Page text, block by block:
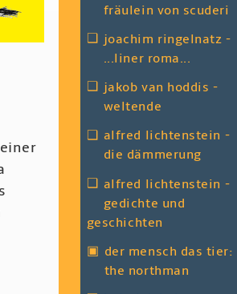
fräulein von scuderi
❑ joachim ringelnatz -
...liner roma...
❑ jakob van hoddis -
weltende
❑ alfred lichtenstein -
die dämmerung
❑ alfred lichtenstein -
gedichte und
geschichten
▣ der mensch das tier:
the northman